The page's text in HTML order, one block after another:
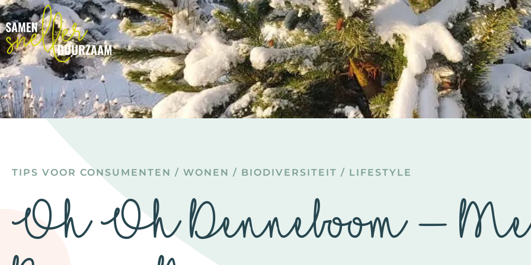
TIPS VOOR CONSUMENTEN / WONEN / BIODIVERSITEIT / LIFESTYLE
Oh Oh Denneboom –